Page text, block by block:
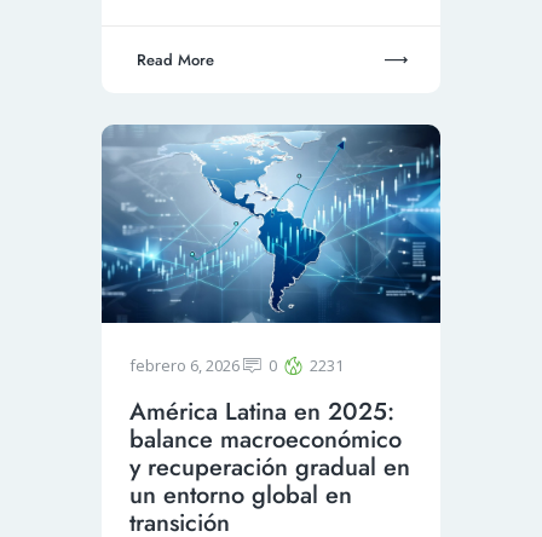
Read More
febrero 6, 2026 0 2231
América Latina en 2025:
balance macroeconómico
y recuperación gradual en
un entorno global en
transición